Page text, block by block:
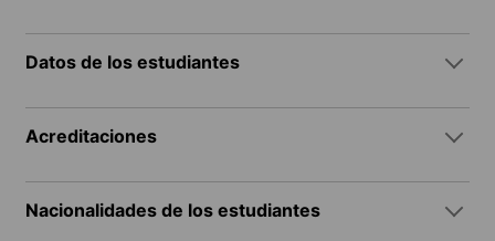
Datos de los estudiantes
Acreditaciones
Nacionalidades de los estudiantes